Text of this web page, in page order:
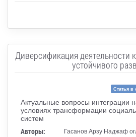
Диверсификация деятельности
устойчивого
Статья в
Актуальные вопросы интеграции
условиях трансформации
систем
Авторы: Гасанов Арзу Наджаф